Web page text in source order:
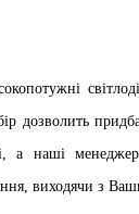
дозволить
наші
виходячи з